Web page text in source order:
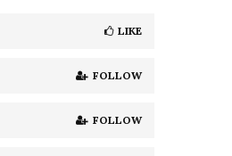
C
H
LIKE
FOLLOW
FOLLOW